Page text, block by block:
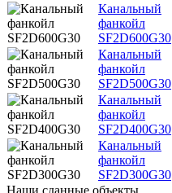
Канальный
фанкойл
SF2D600G30
Канальный
фанкойл
SF2D500G30
Канальный
фанкойл
SF2D400G30
Канальный
фанкойл
SF2D300G30
Наши сданные объекты